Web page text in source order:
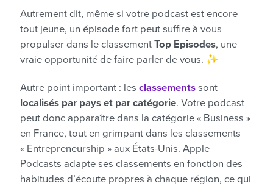
Autrement dit, même si votre podcast est encore
tout jeune, un épisode fort peut suffire à vous
propulser dans le classement Top Episodes, une
vraie opportunité de faire parler de vous. ✨
Autre point important : les classements sont
localisés par pays et par catégorie. Votre podcast
peut donc apparaître dans la catégorie « Business »
en France, tout en grimpant dans les classements
« Entrepreneurship » aux États-Unis. Apple
Podcasts adapte ses classements en fonction des
habitudes d’écoute propres à chaque région, ce qui